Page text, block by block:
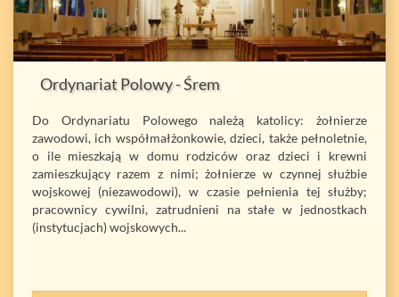
Ordynariat Polowy - Śrem
Do Ordynariatu Polowego należą katolicy: żołnierze
zawodowi, ich współmałżonkowie, dzieci, także pełnoletnie,
o ile mieszkają w domu rodziców oraz dzieci i krewni
zamieszkujący razem z nimi; żołnierze w czynnej służbie
wojskowej (niezawodowi), w czasie pełnienia tej służby;
pracownicy cywilni, zatrudnieni na stałe w jednostkach
(instytucjach) wojskowych...